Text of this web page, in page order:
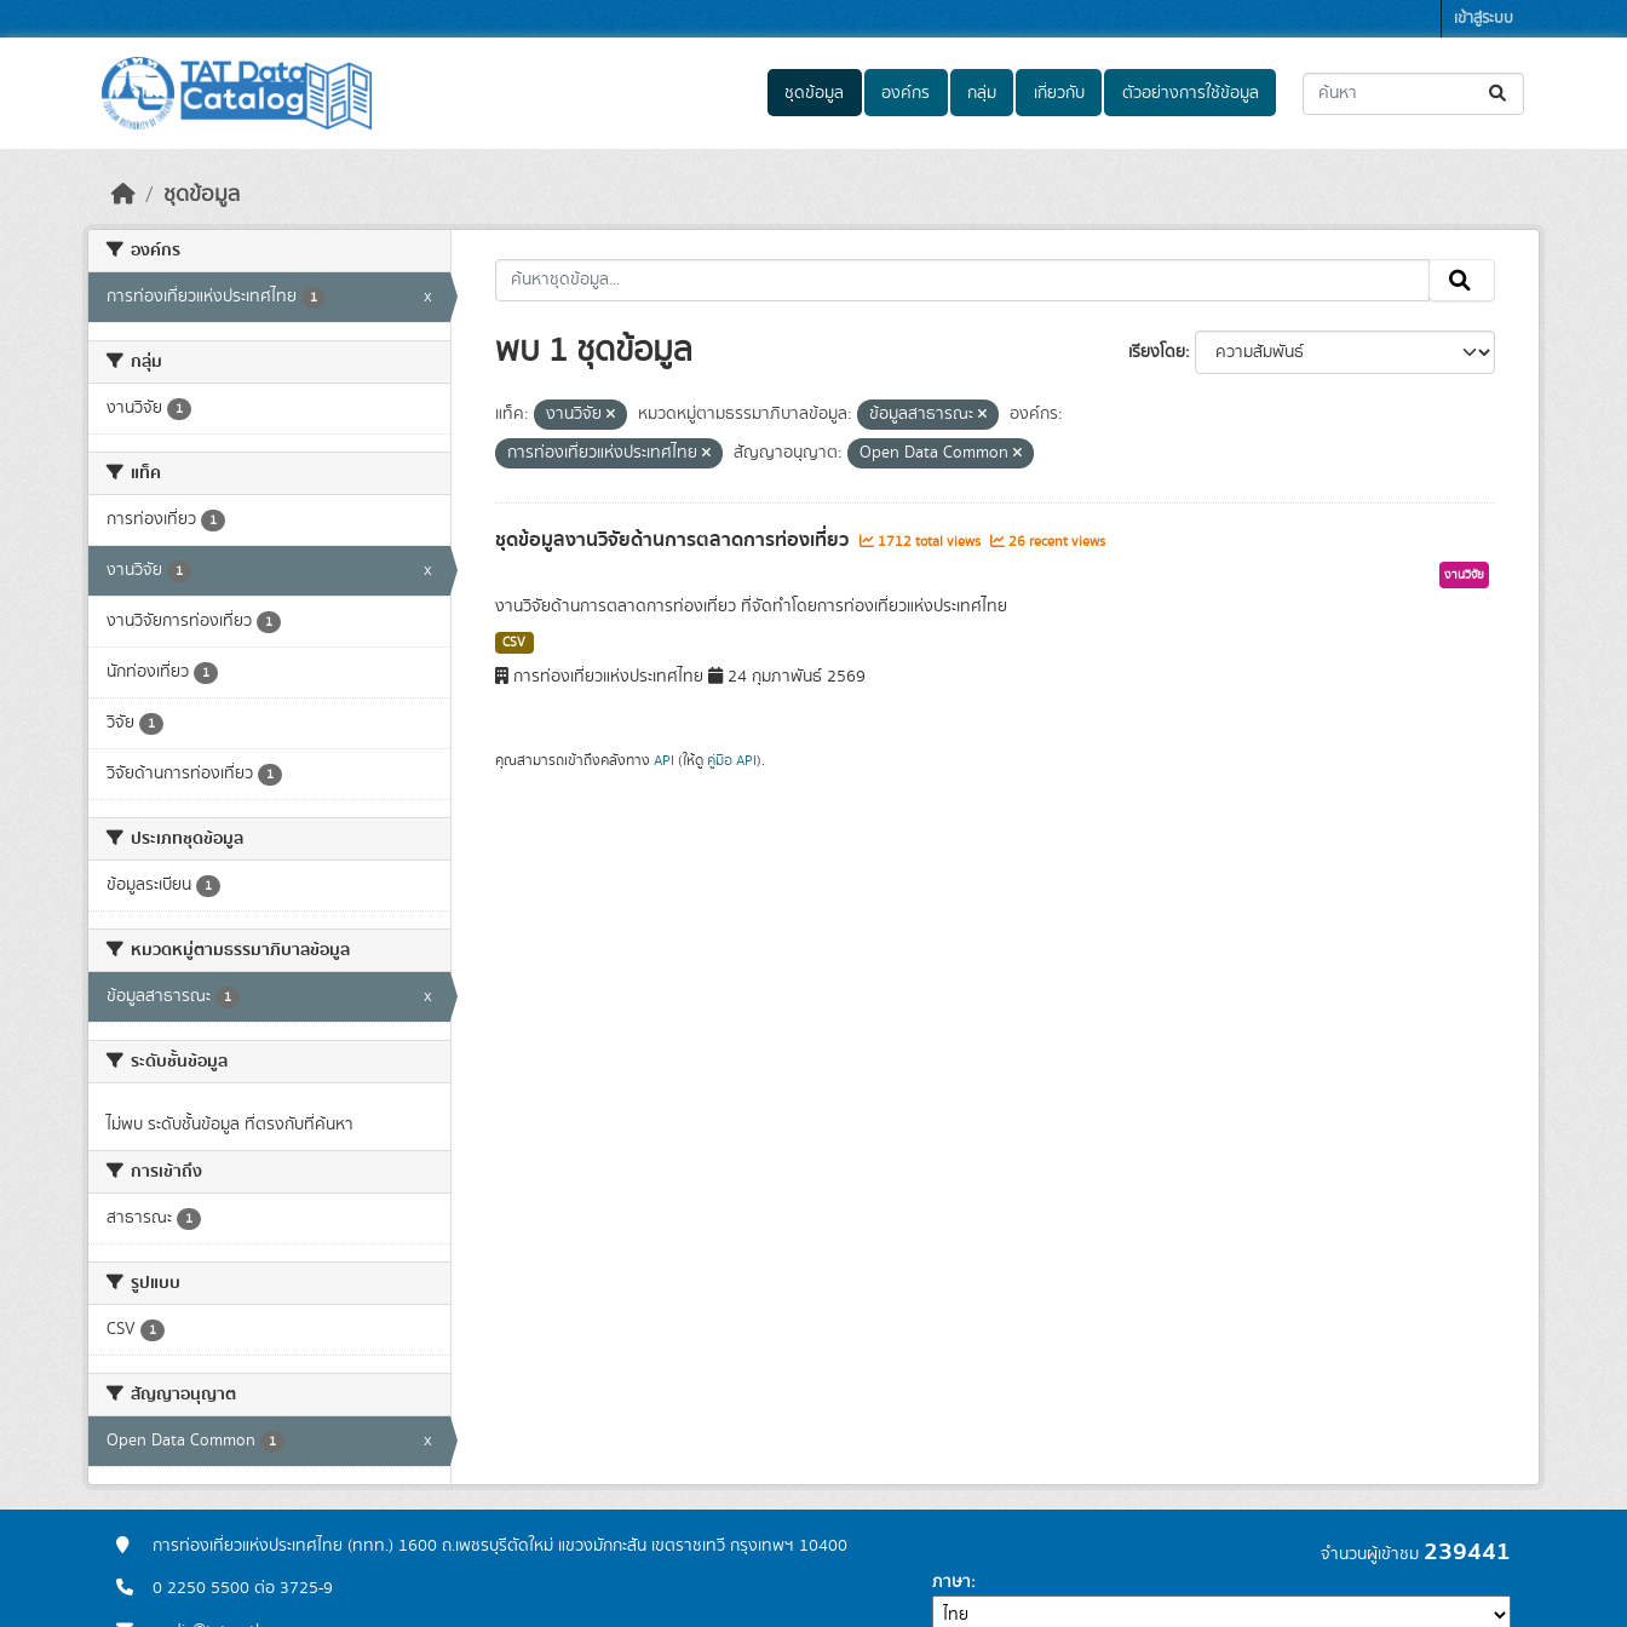
เข้าสู่ระบบ
ชุดข้อมูล องค์กร กลุ่ม เกี่ยวกับ ตัวอย่างการใช้ข้อมูล
ชุดข้อมูล
องค์กร
การท่องเที่ยวแห่งประเทศไทย 1 x
กลุ่ม
งานวิจัย 1
แท็ค
การท่องเที่ยว 1
งานวิจัย 1 x
งานวิจัยการท่องเที่ยว 1
นักท่องเที่ยว 1
วิจัย 1
วิจัยด้านการท่องเที่ยว 1
ประเภทชุดข้อมูล
ข้อมูลระเบียน 1
หมวดหมู่ตามธรรมาภิบาลข้อมูล
ข้อมูลสาธารณะ 1 x
ระดับชั้นข้อมูล
ไม่พบ ระดับชั้นข้อมูล ที่ตรงกับที่ค้นหา
การเข้าถึง
สาธารณะ 1
รูปแบบ
CSV 1
สัญญาอนุญาต
Open Data Common 1 x
เรียงโดย
พบ 1 ชุดข้อมูล
แท็ค: งานวิจัย หมวดหมู่ตามธรรมาภิบาลข้อมูล: ข้อมูลสาธารณะ
องค์กร:
การท่องเที่ยวแห่งประเทศไทย
สัญญาอนุญาต: Open Data Common
ชุดข้อมูลงานวิจัยด้านการตลาดการท่องเที่ยว 1712 total views 26 recent views
งานวิจัย
งานวิจัยด้านการตลาดการท่องเที่ยว ที่จัดทำโดยการท่องเที่ยวแห่งประเทศไทย
CSV
การท่องเที่ยวแห่งประเทศไทย 24 กุมภาพันธ์ 2569
คุณสามารถเข้าถึงคลังทาง API (ให้ดู คู่มือ API).
การท่องเที่ยวแห่งประเทศไทย (ททท.) 1600 ถ.เพชรบุรีตัดใหม่ แขวงมักกะสัน เขตราชเทวี กรุงเทพฯ 10400
0 2250 5500 ต่อ 3725-9
จำนวนผู้เข้าชม 239441
ภาษา